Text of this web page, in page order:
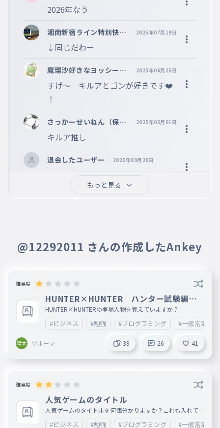
ごず
026 カラ
027
きゅう
ソミー
そみー
029 イルミ
いるみ
ぼんず
バーボン
ますた
キルア＝ゾルディック
きるあぞるでぃっく
クラピカ
くらぴか
037 レオリオ
ひそか
039 カイト
かいと
2026年なう
湘南新宿ライン特別快速
E233系
2025年07月19日
↓同じだわー
魔理沙好きなヨッシー君
(フォロバする人だよ
）
2025年06月25日
すげ〜　キルアとゴンが好きです❤️
！
さっかーせいねん（保育
2025年05月01日
キルア推し
退会したユーザー 2025年03月20日
あはは、、、
せいで)
「ENNDOU作　がんばって」もやっ
」もやってみて！「ENNDOU作　が
んばって」もやってみて！
退会したユーザー 2024年11月23日
最近はサカナクションに
目覚めました
ハンター試験片ってやってるから他
にもあんの？誰か教えてくれ〜〜〜
〜〜〜〜
もっと見る
@12292011 さんの作成したAnkey
難易度
HUNTER×HUNTER ハンター試験編
登場人物
HUNTER×HUNTERの登場人物を覚えていますか？
#ビジネス #勉強 #プログラミング #一般常識
ツルーマ 39 26 41
難易度
人気ゲームのタイトル
人気ゲームのタイトルを何個分かりますか？これも入れてほ
しいと思ったゲームはコメントに書いてください。
#ビジネス #勉強 #プログラミング #一般常識